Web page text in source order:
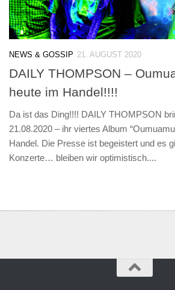
NEWS & GOSSIP 21. AUGUST 2020
DAILY THOMPSON –
heute im Handel!!!!
Da ist das Ding!!!! DAILY THOMPSON
21.08.2020 – ihr viertes Album
Handel. Die Presse ist begeistert und es
Konzerte… bleiben wir optimistisch....